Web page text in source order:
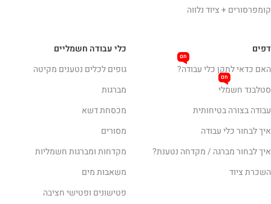
קומפרסורים + ציוד נלווה
כלי עבודה חשמליים
גופים לכלים נטענים מקיטה
מברגות
מכסחת דשא
מסורים
מקדחות ומברגות חשמליות
משאבות מים
פטישונים ופטישי חציבה
דפים
האם כדאי לתקן כלי עבודה?
חם
סטלבנד חשמלי
חם
עבודה בצורה בטיחותית
איך לבחור כלי עבודה
איך לבחור מברגה / מקדחה נטענת?
השכרת ציוד